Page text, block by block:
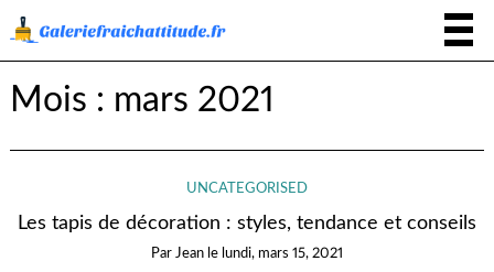
Mois : mars 2021
UNCATEGORISED
Les tapis de décoration : styles, tendance et conseils
Par Jean le lundi, mars 15, 2021